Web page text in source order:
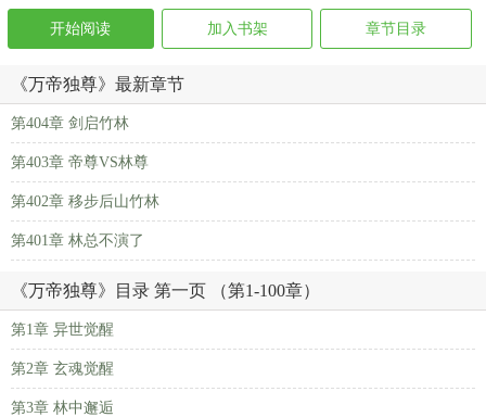
开始阅读 加入书架 章节目录
《万帝独尊》最新章节
第404章 剑启竹林
第403章 帝尊VS林尊
第402章 移步后山竹林
第401章 林总不演了
《万帝独尊》目录 第一页 （第1-100章）
第1章 异世觉醒
第2章 玄魂觉醒
第3章 林中邂逅